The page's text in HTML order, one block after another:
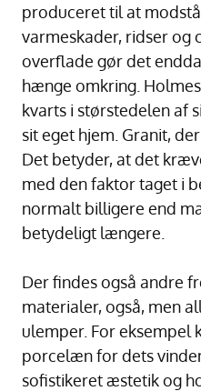
produceret til at
varmeskader, ridser og
overflade gør det
hænge omkring.
kvarts i størstedelen af
sit eget hjem. Granit,
Det betyder, at det
med den faktor taget i
normalt billigere end
betydeligt længere.
Der findes også andre
materialer, også, men
ulemper. For eksempel
porcelæn for dets
sofistikeret æstetik og